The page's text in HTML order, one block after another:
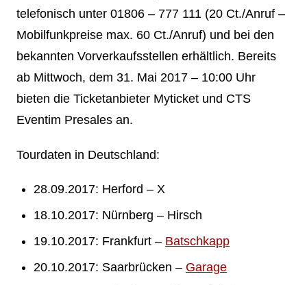
telefonisch unter 01806 – 777 111 (20 Ct./Anruf –
Mobilfunkpreise max. 60 Ct./Anruf) und bei den
bekannten Vorverkaufsstellen erhältlich. Bereits
ab Mittwoch, dem 31. Mai 2017 – 10:00 Uhr
bieten die Ticketanbieter Myticket und CTS
Eventim Presales an.
Tourdaten in Deutschland:
28.09.2017: Herford – X
18.10.2017: Nürnberg – Hirsch
19.10.2017: Frankfurt – Batschkapp
20.10.2017: Saarbrücken – Garage